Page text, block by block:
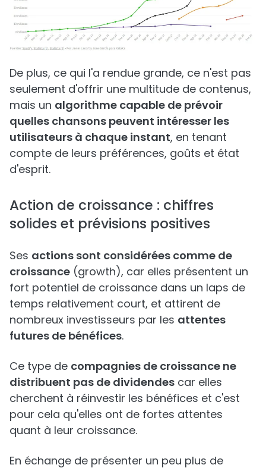
De plus, ce qui l'a rendue grande, ce n'est pas
seulement d'offrir une multitude de contenus,
mais un algorithme capable de prévoir
quelles chansons peuvent intéresser les
utilisateurs à chaque instant, en tenant
compte de leurs préférences, goûts et état
d'esprit.
Action de croissance : chiffres
solides et prévisions positives
Ses actions sont considérées comme de
croissance (growth), car elles présentent un
fort potentiel de croissance dans un laps de
temps relativement court, et attirent de
nombreux investisseurs par les attentes
futures de bénéfices.
Ce type de compagnies de croissance ne
distribuent pas de dividendes car elles
cherchent à réinvestir les bénéfices et c'est
pour cela qu'elles ont de fortes attentes
quant à leur croissance.
En échange de présenter un peu plus de